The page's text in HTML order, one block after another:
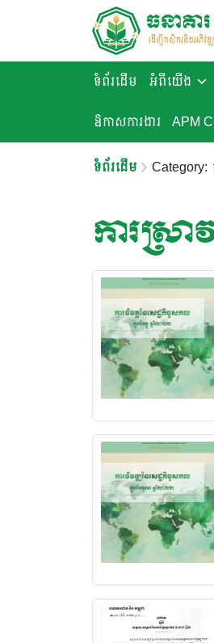
ទំព័រដើម អំពីយើង
ឱកាសការងារ​ APM
ទំព័រដើម Category:
ការស្រា